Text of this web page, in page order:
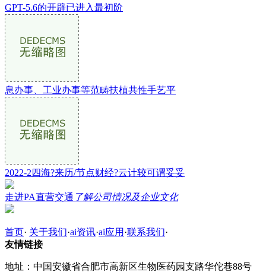
GPT-5.6的开辟已进入最初阶
息办事、工业办事等范畴扶植共性手艺平
2022-2四海?来历/节点财经?云计较可谓妥妥
走进PA直营交通 了解公司情况及企业文化
首页· 关于我们·ai资讯·ai应用 ·联系我们·
友情链接
地址：中国安徽省合肥市高新区生物医药园支路华佗巷88号